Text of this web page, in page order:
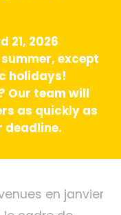
21, 2026
except
holidays!
Our team will
as quickly as
deadline.
en janvier